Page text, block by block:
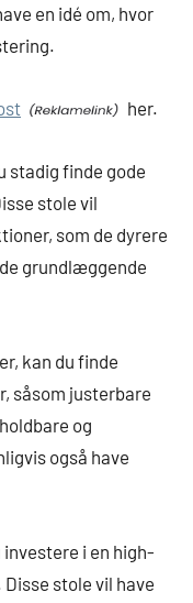
en idé om, hvor
her.
stadig finde gode
stole vil
som de dyrere
grundlæggende
kan du finde
såsom justerbare
og
også have
i en high-
stole vil have